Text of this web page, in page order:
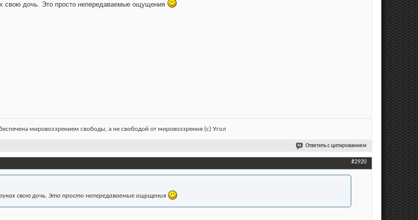
свою дочь. Это просто непередаваемые ощущения
мировоззрением свободы, а не свободой от мировоззрения (с) Угол
Ответить с цитированием
#2920
свою дочь. Это просто непередаваемые ощущения